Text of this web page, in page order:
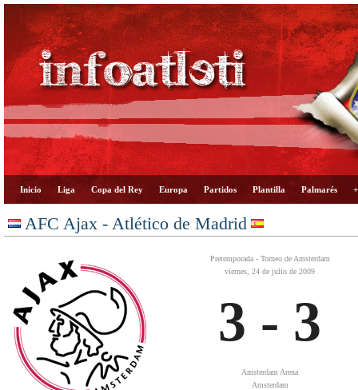
Inicio Liga Copa del Rey Europa Partidos Plantilla Palmarés
AFC Ajax - Atlético de Madrid
Pretemporada - Torneo de Amsterdam
viernes, 24 de julio de 2009
3 - 3
Amsterdam Arena
Amsterdam